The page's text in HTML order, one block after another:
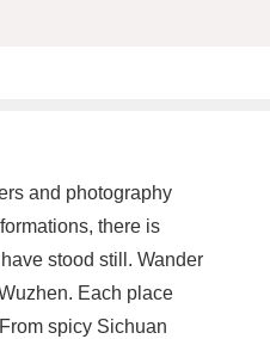
and photography
there is
stood still. Wander
Each place
spicy Sichuan